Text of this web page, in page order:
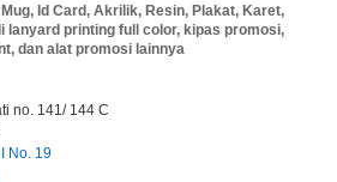
Id Card, Akrilik, Resin, Plakat, Karet,
lanyard printing full color, kipas promosi,
dan alat promosi lainnya
no. 141/ 144 C
No. 19